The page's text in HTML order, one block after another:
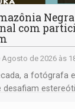
com
Agosto de 2026 às
a fotógrafa
desafiam